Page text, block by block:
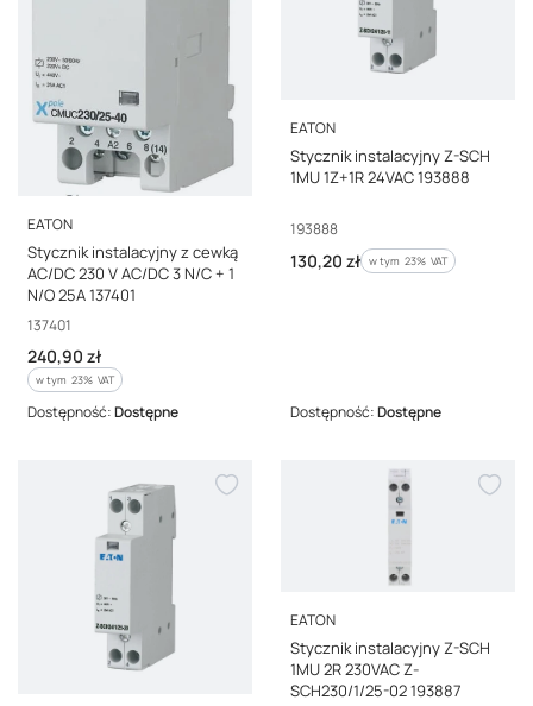
PRODUCENT
EATON
Stycznik instalacyjny z cewką
AC/DC 230 V AC/DC 3 N/C + 1
N/O 25A 137401
Kod producenta
137401
Cena brutto
240,90 zł
w tym %s VAT
w tym 23% VAT
Dostępność:Dostępne
PRODUCENT
EATON
Stycznik instalacyjny Z-SCH
1MU 1Z+1R 24VAC 193888
Kod producenta
193888
Cena brutto
130,20 zł w tym %s VAT
w tym 23% VAT
Dostępność:Dostępne
PRODUCENT
EATON
Stycznik instalacyjny Z-SCH
1MU 2R 230VAC Z-
SCH230/1/25-02 193887